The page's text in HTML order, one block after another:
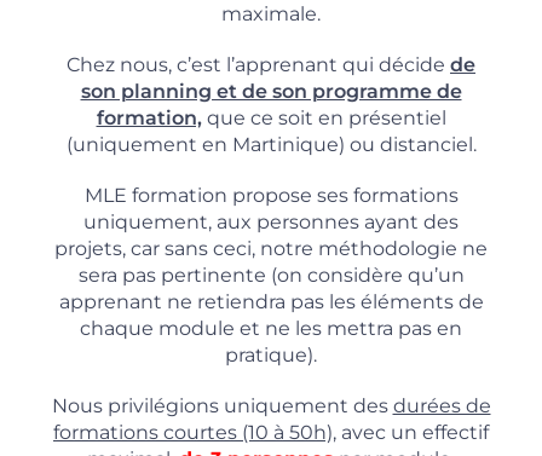
maximale.
Chez nous, c’est l’apprenant qui décide de
son planning et de son programme de
formation,que ce soit en présentiel
(uniquement en Martinique) ou distanciel.
MLE formation propose ses formations
uniquement, aux personnes ayant des
projets, car sans ceci, notre méthodologie ne
sera pas pertinente (on considère qu’un
apprenant ne retiendra pas les éléments de
chaque module et ne les mettra pas en
pratique).
Nous privilégions uniquement des durées de
formations courtes (10 à 50h), avec un effectif